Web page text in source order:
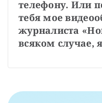
телефону. Или
тебя мое
журналиста
всяком случае,